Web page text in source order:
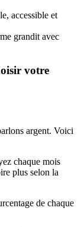
accessible et
grandit avec
votre
argent. Voici
chaque mois
plus selon la
de chaque